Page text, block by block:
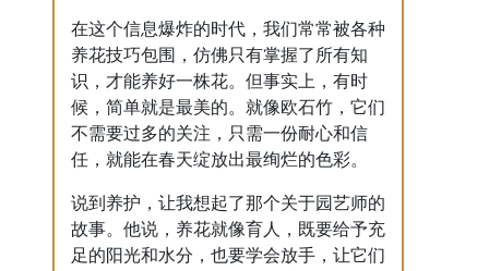
在这个信息爆炸的时代，我们常常被各种
养花技巧包围，仿佛只有掌握了所有知
识，才能养好一株花。但事实上，有时
候，简单就是最美的。就像欧石竹，它们
不需要过多的关注，只需一份耐心和信
任，就能在春天绽放出最绚烂的色彩。
说到养护，让我想起了那个关于园艺师的
故事。他说，养花就像育人，既要给予充
足的阳光和水分，也要学会放手，让它们